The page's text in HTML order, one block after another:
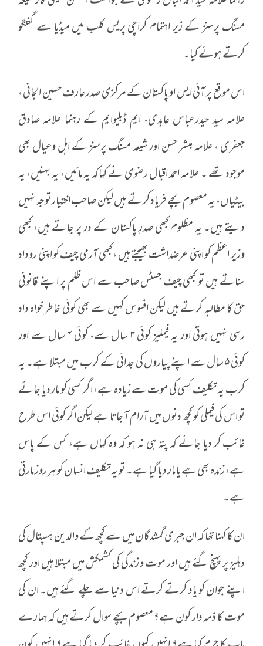
مسنگ پرسنز کے زیر اہتمام کراچی پریس کلب میں میڈیا سے گفتگو
کرتے ہوئے کیا۔
اس موقع پر آئی ایس او پاکستان کے مرکزی صدر عارف حسین الجانی ،
علامہ سید حیدرعباس عابدی، ایم ڈبلیوایم کے رہنما علامہ صادق
جعفری ، علامہ مبشر حسن اور شیعہ مسنگ پرسنز کے اہل وعیال بھی
موجود تھے ۔ علامہ احمد اقبال رضوی نے کہاکہ یہ مائیں، یہ بہنیں، یہ
بیٹیاں، یہ معصوم بچے فریاد کرتے ہیں لیکن صاحب اختیار توجہ نہیں
دیتے ہیں۔ یہ مظلوم کبھی صدرِ پاکستان کے در پر جاتے ہیں، کبھی
وزیر اعظم کو اپنی عرضداشت بھیجتے ہیں ، کبھی آرمی چیف کو اپنی روداد
سناتے ہیں تو کبھی چیف جسٹس صاحب سے اس ظلم پر اپنے قانونی
حق کا مطالبہ کرتے ہیں لیکن افسوس کہیں سے بھی کوئی خاطر خواہ داد
رسی نہیں ہوتی اور یہ فیملیز کوئی ۳ سال سے، کوئی ۴ سال سے اور
کوئی ۵ سال سے اپنے پیاروں کی جدائی کے کرب میں مبتلا ہے۔ یہ
کرب یہ تکلیف کسی کی موت سے زیادہ ہے، اگر کسی کو مار دیا جائے
تو اس کی فیملی کو کچھ دنوں میں آرام آ جاتا ہے لیکن اگر کوئی اس طرح
غائب کر دیا جائے کہ پتہ ہی نہ ہو کہ وہ کہاں ہے، کس کے پاس
ہے، زندہ بھی ہے یا مار دیا گیا ہے۔ تو یہ تکلیف انسان کو ہر روز مارتی
ہے۔
ان کا کہنا تھا کہ ان جبری گمشدگان میں سے کچھ کے والدین ہسپتال کی
دہلیز پر پہنچ گئے ہیں اور موت و زندگی کی کشمکش میں مبتلا ہیں اور کچھ
اپنے جوان کو یاد کرتے کرتے اس دنیا سے چلے گئے ہیں۔ ان کی
موت کا ذمہ دار کون ہے؟ معصوم بچے سوال کرتے ہیں کہ ہمارے